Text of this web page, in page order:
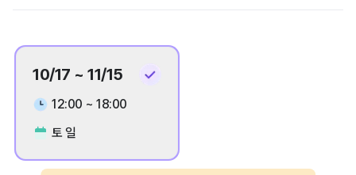
10/17 ~ 11/15
12:00 ~ 18:00
토 일